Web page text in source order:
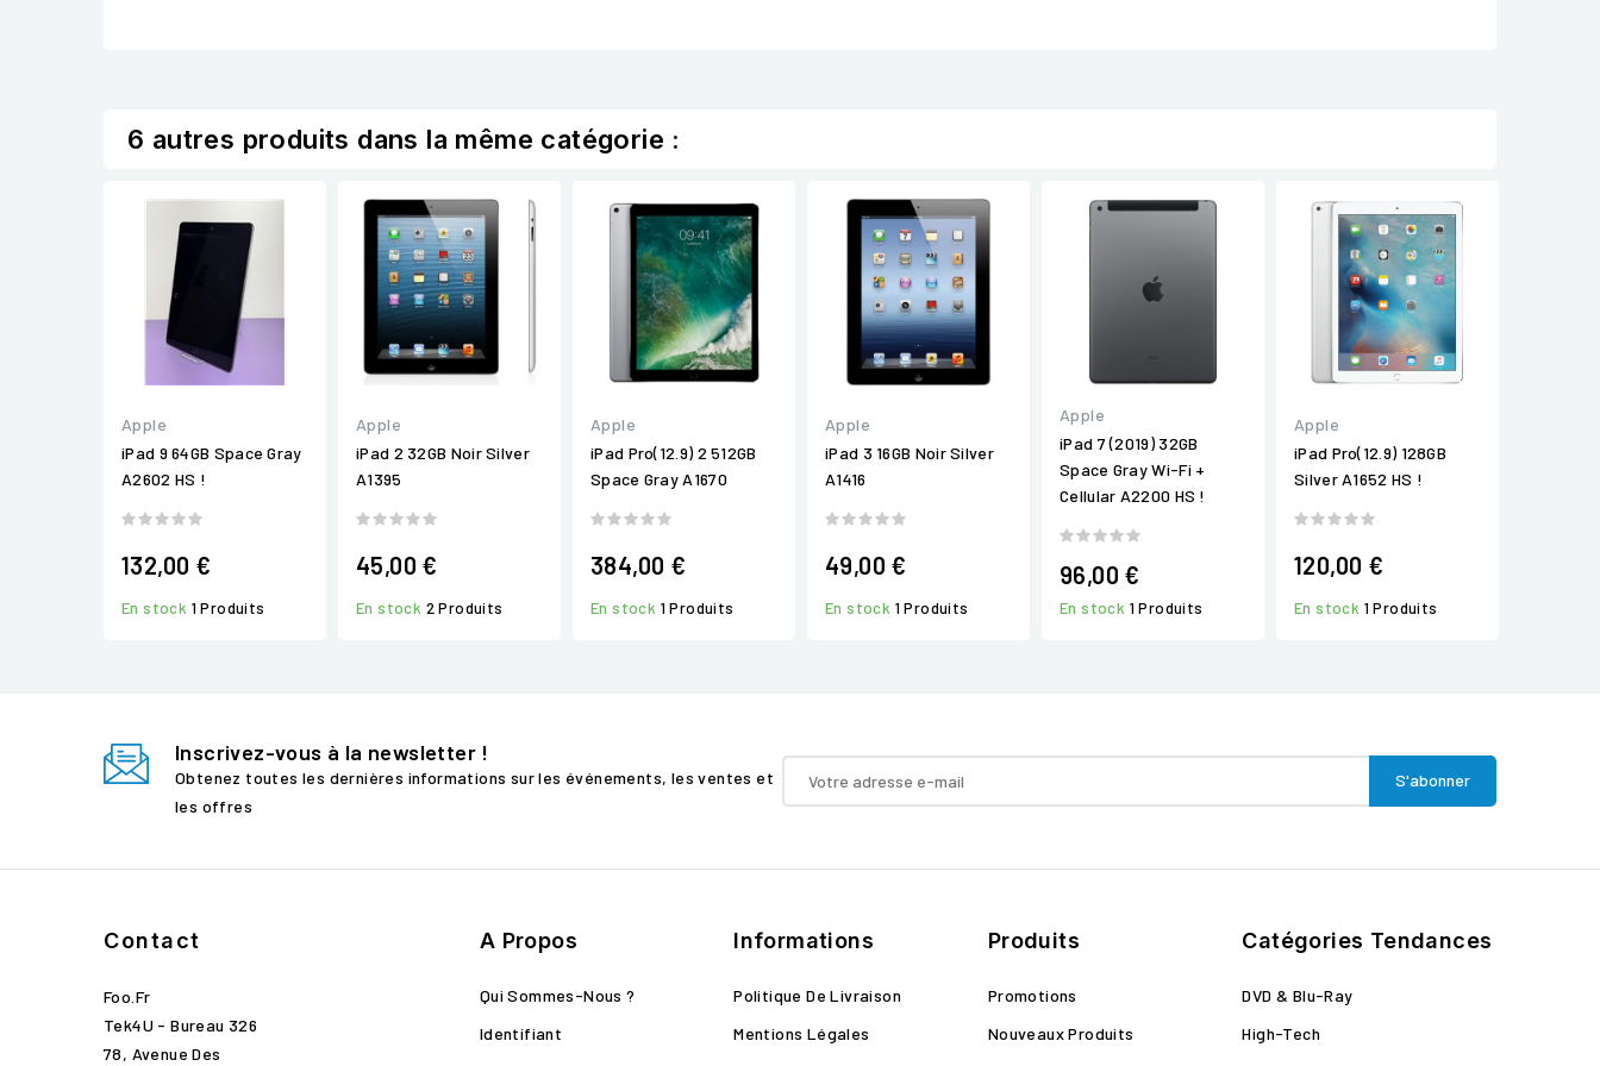
6 autres produits dans la même catégorie :
Apple
iPad 9 64GB Space Gray
A2602 HS !
132,00 €
En stock 1 Produits
Apple
iPad 2 32GB Noir Silver
A1395
45,00 €
En stock 2 Produits
Apple
iPad Pro(12.9) 2 512GB
Space Gray A1670
384,00 €
En stock 1 Produits
Apple
iPad 3 16GB Noir Silver
A1416
49,00 €
En stock 1 Produits
Apple
iPad 7 (2019) 32GB
Space Gray Wi-Fi +
Cellular A2200 HS !
96,00 €
En stock 1 Produits
Apple
iPad Pro(12.9) 128GB
Silver A1652 HS !
120,00 €
En stock 1 Produits
Inscrivez-vous à la newsletter !
Obtenez toutes les dernières informations sur les événements, les ventes et
les offres
Contact
Foo.fr
Tek4U - Bureau 326
78, Avenue Des
A Propos
Qui Sommes-Nous ?
Identifiant
Informations
Politique De Livraison
Mentions Légales
Produits
Promotions
Nouveaux Produits
Catégories Tendances
DVD & Blu-Ray
High-Tech